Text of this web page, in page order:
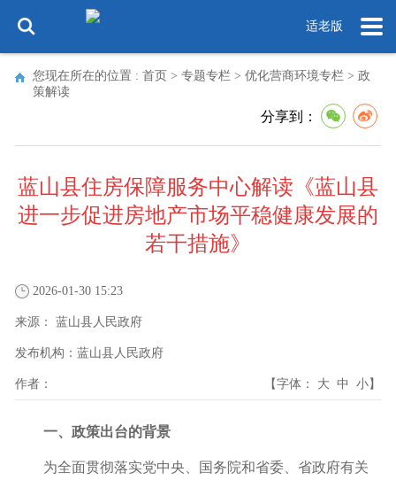
适老版
您现在所在的位置 : 首页 > 专题专栏 > 优化营商环境专栏 > 政
策解读
分享到：
蓝山县住房保障服务中心解读《蓝山县
进一步促进房地产市场平稳健康发展的
若干措施》
2026-01-30 15:23
来源： 蓝山县人民政府
发布机构： 蓝山县人民政府
作者： 【字体： 大 中 小】
一、 政策出台的背景
为全面贯彻落实党中央、国务院和省委、省政府有关